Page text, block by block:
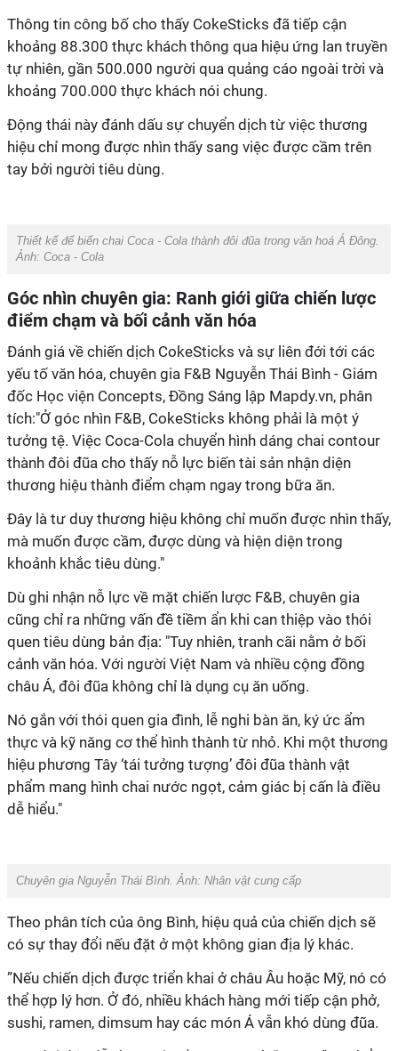
Thông tin công bố cho thấy CokeSticks đã tiếp cận
khoảng 88.300 thực khách thông qua hiệu ứng lan truyền
tự nhiên, gần 500.000 người qua quảng cáo ngoài trời và
khoảng 700.000 thực khách nói chung.
Động thái này đánh dấu sự chuyển dịch từ việc thương
hiệu chỉ mong được nhìn thấy sang việc được cầm trên
tay bởi người tiêu dùng.
Thiết kế để biến chai Coca - Cola thành đôi đũa trong văn hoá Á Đông.
Ảnh: Coca - Cola
Góc nhìn chuyên gia: Ranh giới giữa chiến lược
điểm chạm và bối cảnh văn hóa
Đánh giá về chiến dịch CokeSticks và sự liên đới tới các
yếu tố văn hóa, chuyên gia F&B Nguyễn Thái Bình - Giám
đốc Học viện Concepts, Đồng Sáng lập Mapdy.vn, phân
tích:"Ở góc nhìn F&B, CokeSticks không phải là một ý
tưởng tệ. Việc Coca-Cola chuyển hình dáng chai contour
thành đôi đũa cho thấy nỗ lực biến tài sản nhận diện
thương hiệu thành điểm chạm ngay trong bữa ăn.
Đây là tư duy thương hiệu không chỉ muốn được nhìn thấy,
mà muốn được cầm, được dùng và hiện diện trong
khoảnh khắc tiêu dùng."
Dù ghi nhận nỗ lực về mặt chiến lược F&B, chuyên gia
cũng chỉ ra những vấn đề tiềm ẩn khi can thiệp vào thói
quen tiêu dùng bản địa: "Tuy nhiên, tranh cãi nằm ở bối
cảnh văn hóa. Với người Việt Nam và nhiều cộng đồng
châu Á, đôi đũa không chỉ là dụng cụ ăn uống.
Nó gắn với thói quen gia đình, lễ nghi bàn ăn, ký ức ẩm
thực và kỹ năng cơ thể hình thành từ nhỏ. Khi một thương
hiệu phương Tây ‘tái tưởng tượng’ đôi đũa thành vật
phẩm mang hình chai nước ngọt, cảm giác bị cấn là điều
dễ hiểu."
Chuyên gia Nguyễn Thái Bình. Ảnh: Nhân vật cung cấp
Theo phân tích của ông Bình, hiệu quả của chiến dịch sẽ
có sự thay đổi nếu đặt ở một không gian địa lý khác.
”Nếu chiến dịch được triển khai ở châu Âu hoặc Mỹ, nó có
thể hợp lý hơn. Ở đó, nhiều khách hàng mới tiếp cận phở,
sushi, ramen, dimsum hay các món Á vẫn khó dùng đũa.